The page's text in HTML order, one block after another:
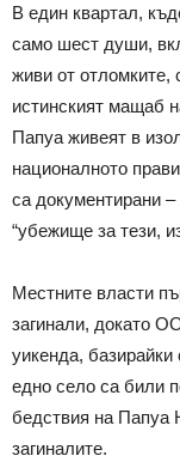
В един квартал,
само шест души,
живи от
истинският мащаб
Папуа живеят в
националното
са документирани
“убежище за тези,
Местните власти
загинали, докато
уикенда,
едно село са били
бедствия на Папуа
загиналите.